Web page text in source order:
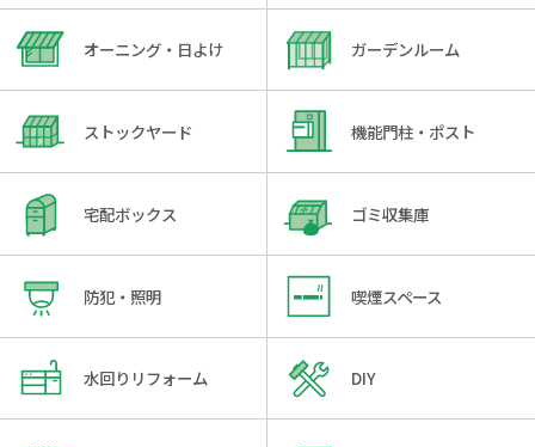
オーニング・日よけ ガーデンルーム
ストックヤード 機能門柱・ポスト
宅配ボックス ゴミ収集庫
防犯・照明 喫煙スペース
水回りリフォーム DIY